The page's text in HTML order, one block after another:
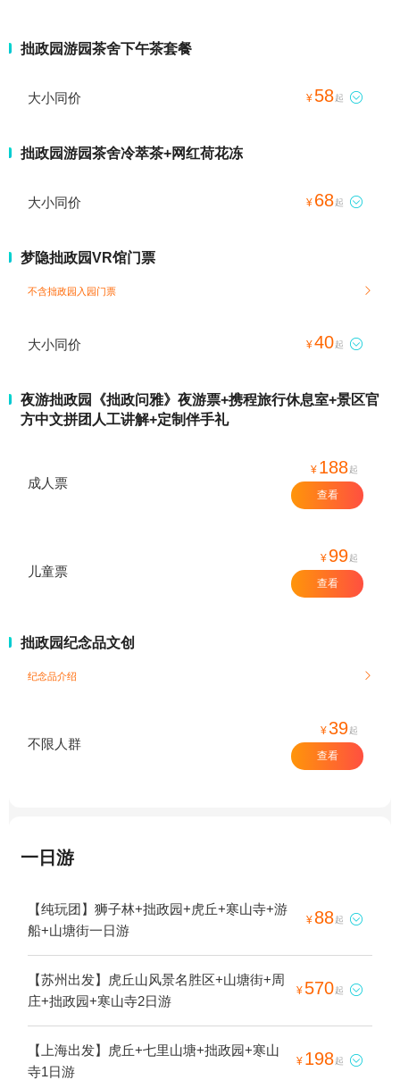
拙政园游园茶舍下午茶套餐
大小同价 ¥ 58起 
拙政园游园茶舍冷萃茶+网红荷花冻
大小同价 ¥ 68起 
梦隐拙政园VR馆门票
不含拙政园入园门票 
大小同价 ¥40起 
夜游拙政园《拙政问雅》夜游票+携程旅行休息室+景区官
方中文拼团人工讲解+定制伴手礼
成人票
¥ 188起
查看
儿童票
¥ 99起
查看
拙政园纪念品文创
纪念品介绍 
不限人群
¥39起
查看
一日游
【纯玩团】狮子林+拙政园+虎丘+寒山寺+游
船+山塘街一日游
¥ 88起 
【苏州出发】虎丘山风景名胜区+山塘街+周
庄+拙政园+寒山寺2日游
¥ 570起 
【上海出发】虎丘+七里山塘+拙政园+寒山
寺1日游
¥ 198起 